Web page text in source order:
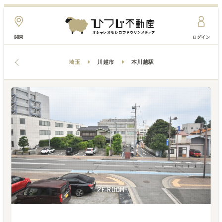
関東 ログイン
埼玉 川越市 本川越駅
1F LIVINGROOM
2F ROOM
2F ROOM
2F ROOM
2F ROOM
2F ROOM
1F ENVIRONMENT
2F ROOM
1F LIVINGROOM
2F ROOM